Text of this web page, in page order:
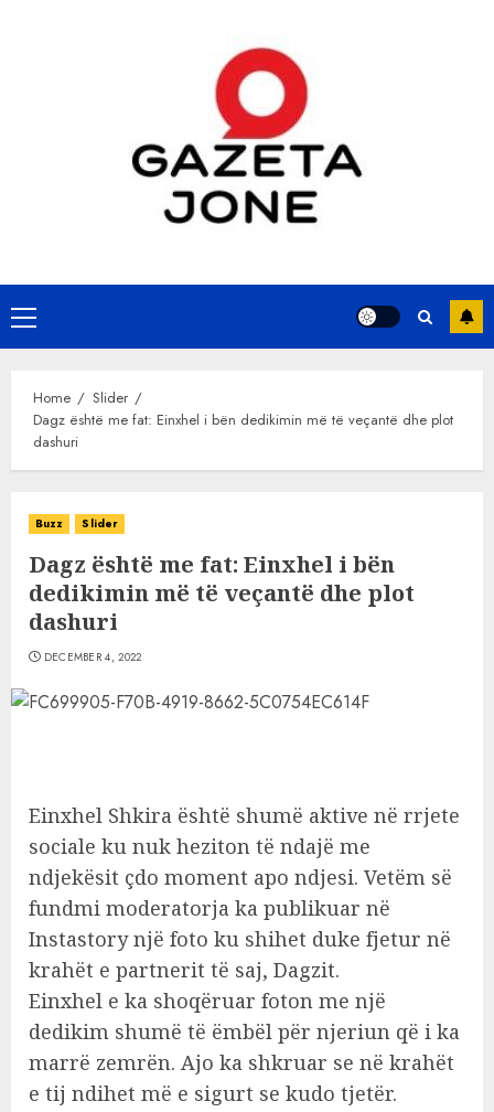
Primary
Menu
Home
Slider
Dagz është me fat: Einxhel i bën dedikimin më të veçantë dhe plot
dashuri
Buzz Slider
Dagz është me fat: Einxhel i bën
dedikimin më të veçantë dhe plot
dashuri
DECEMBER 4, 2022
Einxhel Shkira është shumë aktive në rrjete
sociale ku nuk heziton të ndajë me
ndjekësit çdo moment apo ndjesi. Vetëm së
fundmi moderatorja ka publikuar në
Instastory një foto ku shihet duke fjetur në
krahët e partnerit të saj, Dagzit.
Einxhel e ka shoqëruar foton me një
dedikim shumë të ëmbël për njeriun që i ka
marrë zemrën. Ajo ka shkruar se në krahët
e tij ndihet më e sigurt se kudo tjetër.